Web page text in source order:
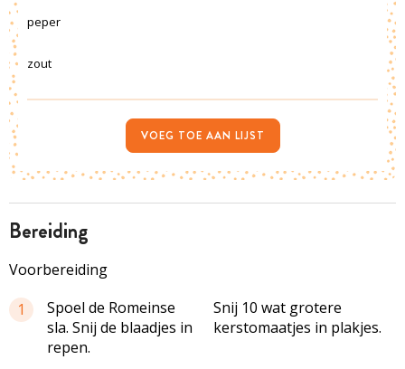
bereiding
Voorbereiding
1
Spoel de Romeinse
sla. Snij de blaadjes in
repen.
Snij 10 wat grotere
kerstomaatjes in plakjes.
peper
zout
VOEG TOE AAN LIJST